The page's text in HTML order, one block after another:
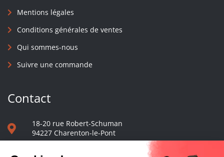
Mentions légales
Conditions générales de ventes
Qui sommes-nous
Suivre une commande
Contact
18-20 rue Robert-Schuman
94227 Charenton-le-Pont